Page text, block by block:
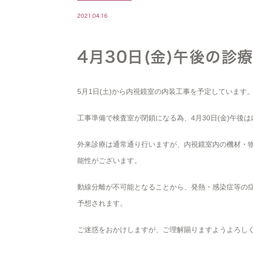
2021.04.16
4月30日(金)午後の診療
5月1日(土)から内視鏡室の内装工事を予定しています。
工事準備で検査室が閉鎖になる為、4月30日(金)午後
外来診療は通常通り行いますが、内視鏡室内の機材
能性がございます。
動線分離が不可能となることから、発熱・感染症等
予想されます。
ご迷惑をおかけしますが、ご理解賜りますようよろし